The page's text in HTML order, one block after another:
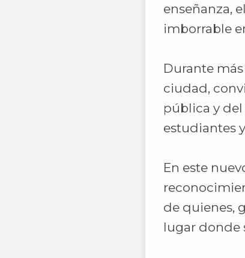
enseñanza,
imborrable
Durante
ciudad,
pública y
estudiantes
En este
de quienes,
lugar donde